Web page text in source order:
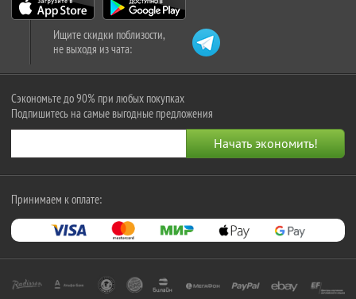
Ищите скидки поблизости,
не выходя из чата:
Сэкономьте до 90% при любых покупках
Подпишитесь на самые выгодные предложения
Принимаем к оплате: